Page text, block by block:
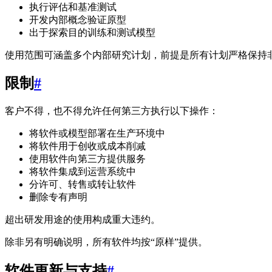
执行评估和基准测试
开发内部概念验证原型
出于探索目的训练和测试模型
使用范围可涵盖多个内部研究计划，前提是所有计划严格保持
限制#
客户不得，也不得允许任何第三方执行以下操作：
将软件或模型部署在生产环境中
将软件用于创收或成本削减
使用软件向第三方提供服务
将软件集成到运营系统中
分许可、转售或转让软件
删除专有声明
超出研发用途的使用构成重大违约。
除非另有明确说明，所有软件均按“原样”提供。